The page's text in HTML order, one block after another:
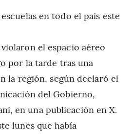
en todo el país este
el espacio aéreo
por la tarde tras una
la región, según declaró el
del Gobierno,
en una publicación en X.
lunes que había